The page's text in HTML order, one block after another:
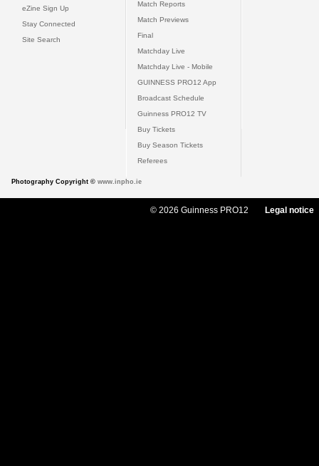
eZine Sign Up
Stay Connected
Site Search
Match Reports
Match Previews
Final
Matchday Live
Matchday Live - Mobile
GUINNESS PRO12 App
Broadcast Schedule
Guinness PRO12 TV
Buy Tickets
Buy Season Tickets
Referees
Photography Copyright © www.inpho.ie
© 2026 Guinness PRO12 Legal notice